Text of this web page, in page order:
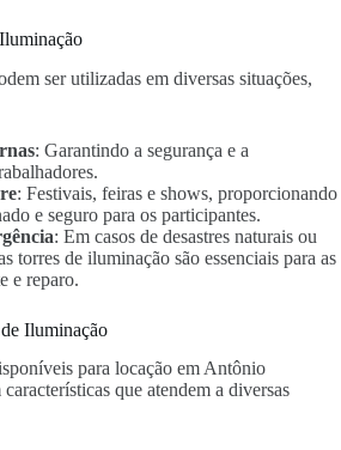
ser utilizadas em diversas situações,
: Garantindo a segurança e a
: Festivais, feiras e shows, proporcionando
e seguro para os participantes.
: Em casos de desastres naturais ou
torres de iluminação são essenciais para as
e reparo.
Iluminação
para locação em Antônio
que atendem a diversas